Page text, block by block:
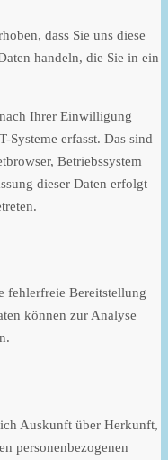
dass Sie uns diese
handeln, die Sie in ein
Ihrer Einwilligung
Systeme erfasst. Das sind
Betriebssystem
dieser Daten erfolgt
fehlerfreie Bereitstellung
können zur Analyse
Auskunft über Herkunft,
personenbezogenen